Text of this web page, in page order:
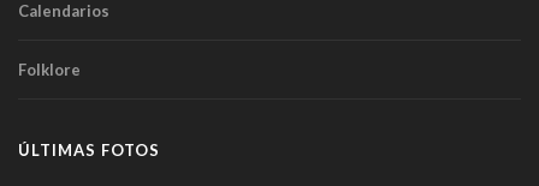
Calendarios
Folklore
ÚLTIMAS FOTOS